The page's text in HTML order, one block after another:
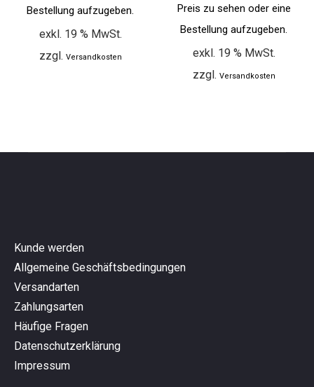
Bestellung aufzugeben.
exkl. 19 % MwSt.
zzgl. Versandkosten
Preis zu sehen oder eine
Bestellung aufzugeben.
exkl. 19 % MwSt.
zzgl. Versandkosten
Kunde werden
Allgemeine Geschäftsbedingungen
Versandarten
Zahlungsarten
Häufige Fragen
Datenschutzerklärung
Impressum